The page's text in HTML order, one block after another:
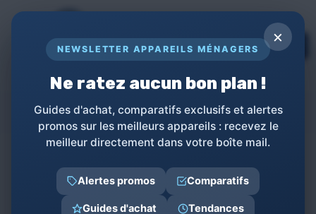
LE GUIDE COMPLET POUR APPAREILS
MÉNAGERS
TOPs
Hycote
×
NEWSLETTER APPAREILS MÉNAGERS
Ne ratez aucun bon plan !
Guides d'achat, comparatifs exclusifs et alertes
promos sur les meilleurs appareils : recevez le
meilleur directement dans votre boîte mail.
Alertes promos Comparatifs
Guides d'achat Tendances
Panneau de gestion des cookies